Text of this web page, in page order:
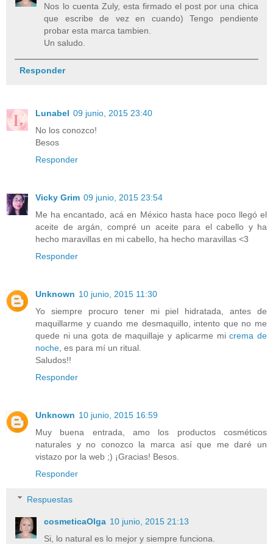
Nos lo cuenta Zuly, esta firmado el post por una chica
que escribe de vez en cuando) Tengo pendiente
probar esta marca tambien.
Un saludo.
Responder
Lunabel 09 junio, 2015 23:40
No los conozco!
Besos
Responder
Vicky Grim 09 junio, 2015 23:54
Me ha encantado, acá en México hasta hace poco llegó el
aceite de argán, compré un aceite para el cabello y ha
hecho maravillas en mi cabello, ha hecho maravillas <3
Responder
Unknown 10 junio, 2015 11:30
Yo siempre procuro tener mi piel hidratada, antes de
maquillarme y cuando me desmaquillo, intento que no me
quede ni una gota de maquillaje y aplicarme micrema de
noche , es para mí un ritual.
Saludos!!
Responder
Unknown 10 junio, 2015 16:59
Muy buena entrada, amo los productos cosméticos
naturales y no conozco la marca así que me daré un
vistazo por la web ;) ¡Gracias! Besos.
Responder
Respuestas
cosmeticaOlga 10 junio, 2015 21:13
Si, lo natural es lo mejor y siempre funciona.